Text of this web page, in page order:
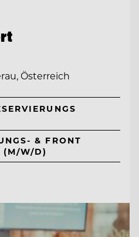
Österreich
& FRONT
(M/W/D)